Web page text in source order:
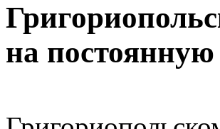
на постоянную